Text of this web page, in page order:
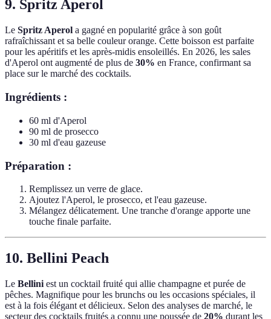
9. Spritz Aperol
Le Spritz Aperol a gagné en popularité grâce à son goût
rafraîchissant et sa belle couleur orange. Cette boisson est parfaite
pour les apéritifs et les après-midis ensoleillés. En 2026, les sales
d'Aperol ont augmenté de plus de 30% en France, confirmant sa
place sur le marché des cocktails.
Ingrédients :
60 ml d'Aperol
90 ml de prosecco
30 ml d'eau gazeuse
Préparation :
Remplissez un verre de glace.
Ajoutez l'Aperol, le prosecco, et l'eau gazeuse.
Mélangez délicatement. Une tranche d'orange apporte une
touche finale parfaite.
10. Bellini Peach
Le Bellini est un cocktail fruité qui allie champagne et purée de
pêches. Magnifique pour les brunchs ou les occasions spéciales, il
est à la fois élégant et délicieux. Selon des analyses de marché, le
secteur des cocktails fruités a connu une poussée de 20% durant les